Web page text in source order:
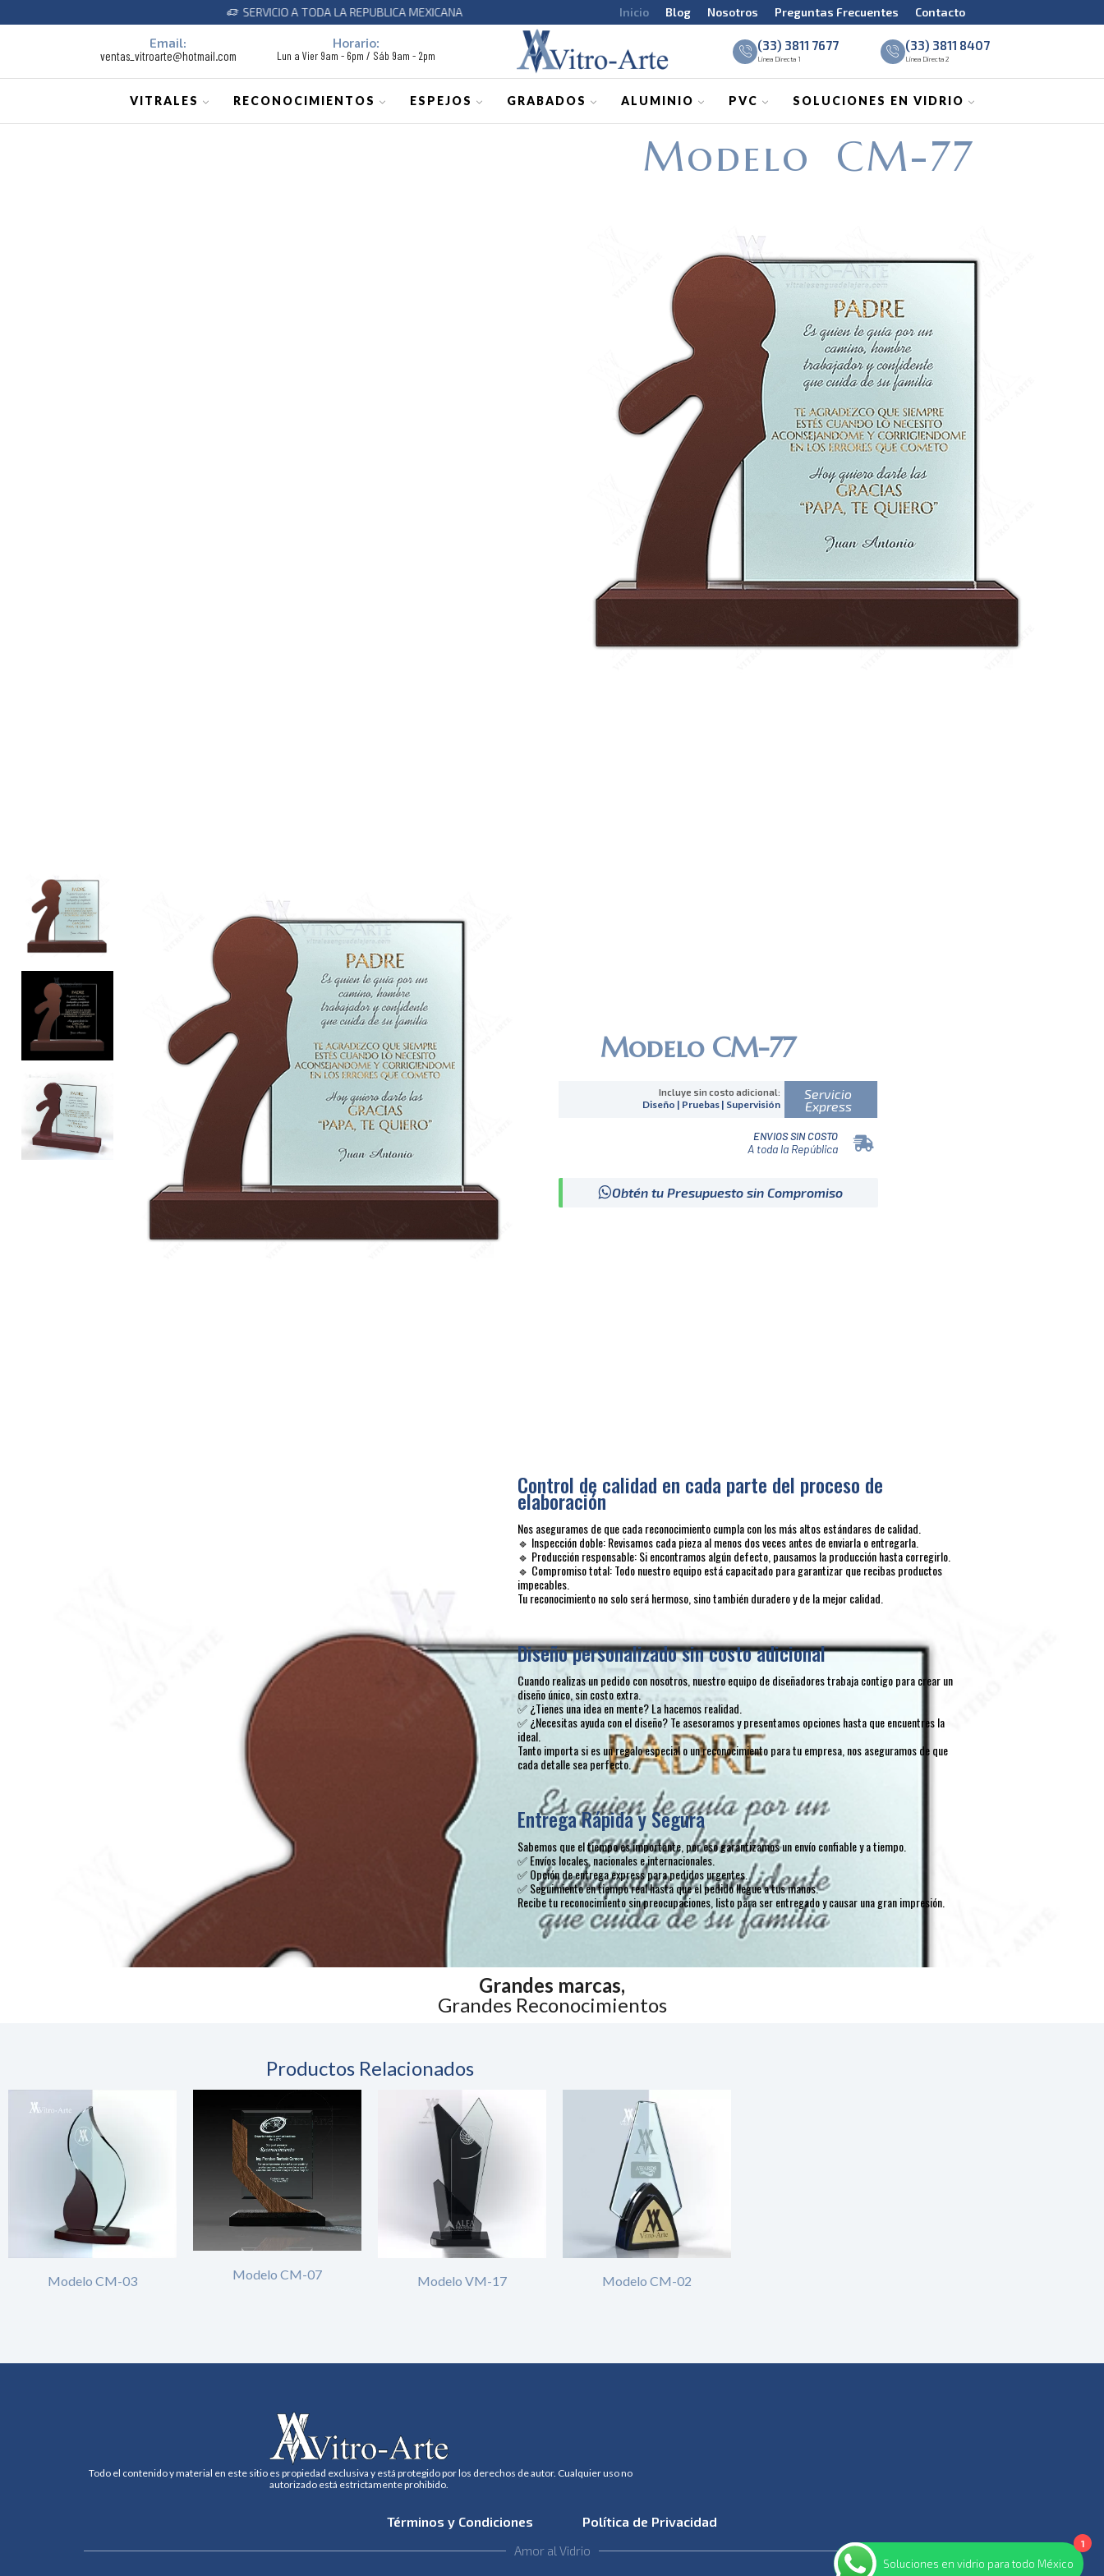
SERVICIO A TODA LA REPUBLICA MEXICANA SERVICIO A TODA LA REPUBLICA MEXICANA
Inicio Blog Nosotros Preguntas Frecuentes Contacto
Email:
ventas_vitroarte@hotmail.com
Horario:
Lun a Vier 9am - 6pm / Sáb 9am - 2pm
(33) 3811 7677
Línea Directa 1
(33) 3811 8407
Línea Directa 2
VITRALES RECONOCIMIENTOS ESPEJOS GRABADOS ALUMINIO PVC SOLUCIONES EN VIDRIO
Modelo CM-77
Modelo CM-77
Incluye sin costo adicional:
Diseño | Pruebas | Supervisión
Servicio
Express
ENVIOS SIN COSTO
A toda la República
Obtén tu Presupuesto sin Compromiso
Control de calidad en cada parte del proceso de
elaboración
Nos aseguramos de que cada reconocimiento cumpla con los más altos estándares de calidad.
🔹 Inspección doble: Revisamos cada pieza al menos dos veces antes de enviarla o entregarla.
🔹 Producción responsable: Si encontramos algún defecto, pausamos la producción hasta corregirlo.
🔹 Compromiso total: Todo nuestro equipo está capacitado para garantizar que recibas productos
impecables.
Tu reconocimiento no solo será hermoso, sino también duradero y de la mejor calidad.
Diseño personalizado sin costo adicional
Cuando realizas un pedido con nosotros, nuestro equipo de diseñadores trabaja contigo para crear un
diseño único, sin costo extra.
✅ ¿Tienes una idea en mente? La hacemos realidad.
✅ ¿Necesitas ayuda con el diseño? Te asesoramos y presentamos opciones hasta que encuentres la
ideal.
Tanto importa si es un regalo especial o un reconocimiento para tu empresa, nos aseguramos de que
cada detalle sea perfecto.
Entrega Rápida y Segura
Sabemos que el tiempo es importante, por eso garantizamos un envío confiable y a tiempo.
✅ Envíos locales, nacionales e internacionales.
✅ Opción de entrega express para pedidos urgentes.
✅ Seguimiento en tiempo real hasta que el pedido llegue a tus manos.
Recibe tu reconocimiento sin preocupaciones, listo para ser entregado y causar una gran impresión.
Grandes marcas,
Grandes Reconocimientos
Productos Relacionados
Modelo CM-03 Modelo CM-07 Modelo VM-17 Modelo CM-02
Todo el contenido y material en este sitio es propiedad exclusiva y está protegido por los derechos de autor. Cualquier uso no
autorizado está estrictamente prohibido.
Términos y Condiciones Política de Privacidad
Amor al Vidrio
1
Soluciones en vidrio para todo México